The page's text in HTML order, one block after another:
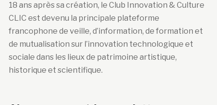
18 ans après sa création, le Club Innovation & Culture
CLIC est devenu la principale plateforme
francophone de veille, d’information, de formation et
de mutualisation sur l’innovation technologique et
sociale dans les lieux de patrimoine artistique,
historique et scientifique.